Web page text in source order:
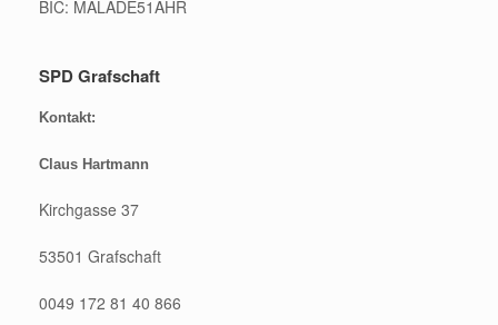
BIC: MALADE51AHR
SPD Grafschaft
Kontakt:
Claus Hartmann
Kirchgasse 37
53501 Grafschaft
0049 172 81 40 866